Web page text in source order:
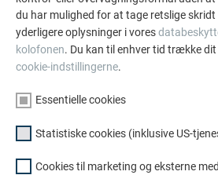
gevel.
SE FLERE REFERENCER
du har mulighed for at tage retslige
yderligere oplysninger i vores
kolofonen. Du kan til enhver tid trække
cookie-indstillingerne.
Essentielle cookies
Statistiske cookies (inklusive US-
Cookies til marketing og eksterne